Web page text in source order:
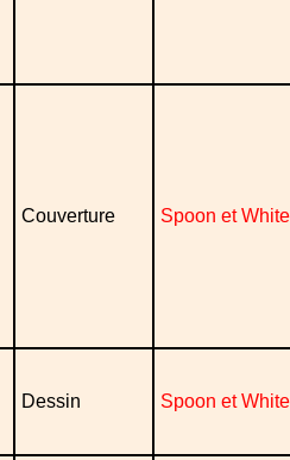
Couverture Spoon et White
Dessin Spoon et White